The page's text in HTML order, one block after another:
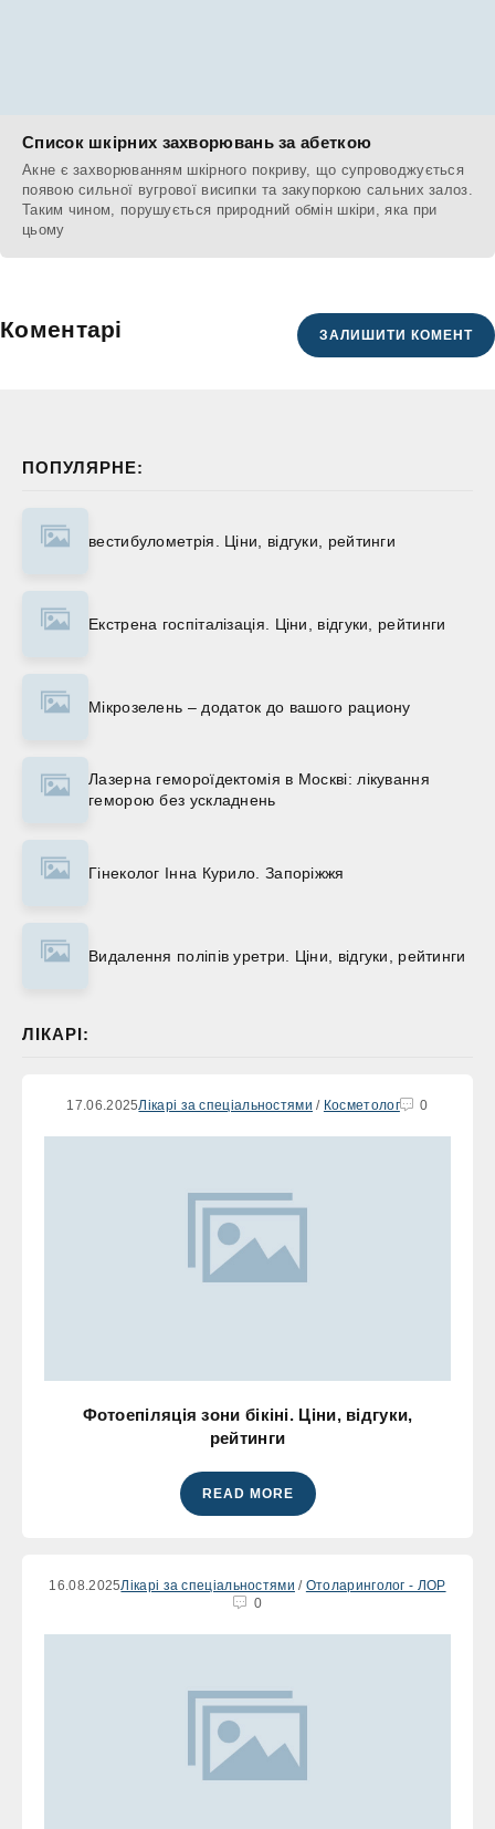
ПОПУЛЯРНЕ:
вестибулометрія. Ціни, відгуки, рейтинги
Екстрена госпіталізація. Ціни, відгуки, рейтинги
Мікрозелень – додаток до вашого рациону
Лазерна гемороїдектомія в Москві: лікування
геморою без ускладнень
Гінеколог Інна Курило. Запоріжжя
Видалення поліпів уретри. Ціни, відгуки, рейтинги
ЛІКАРІ:
17.06.2025Лікарі за спеціальностями / Косметолог 0
Фотоепіляція зони бікіні. Ціни, відгуки,
рейтинги
READ MORE
16.08.2025Лікарі за спеціальностями / Отоларинголог - ЛОР
0
Список шкірних захворювань за абеткою
Акне є захворюванням шкірного покриву, що супроводжується
появою сильної вугрової висипки та закупоркою сальних залоз.
Таким чином, порушується природний обмін шкіри, яка при
цьому
Коментарі ЗАЛИШИТИ КОМЕНТ